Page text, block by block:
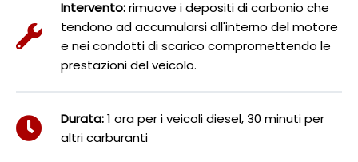
Intervento:rimuove i depositi di carbonio che
tendono ad accumularsi all'interno del motore
e nei condotti di scarico compromettendo le
prestazioni del veicolo.
Durata:1 ora per i veicoli diesel, 30 minuti per
altri carburanti